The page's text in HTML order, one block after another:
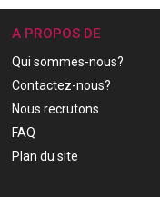
A PROPOS DE
Qui sommes-nous?
Contactez-nous?
Nous recrutons
FAQ
Plan du site